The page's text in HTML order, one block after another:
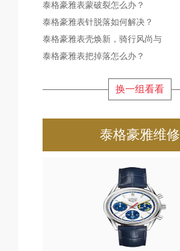
泰格豪雅表蒙破裂怎么办？
泰格豪雅表针脱落如何解决？
泰格豪雅表壳焕新，骑行风尚与
泰格豪雅表把掉落怎么办？
换一组看看
泰格豪雅维修